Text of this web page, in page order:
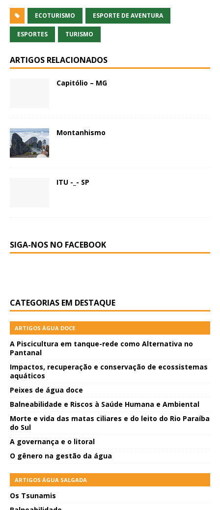
ECOTURISMO ESPORTE DE AVENTURA
ESPORTES TURISMO
ARTIGOS RELACIONADOS
Capitólio – MG
Montanhismo
ITU -_- SP
SIGA-NOS NO FACEBOOK
CATEGORIAS EM DESTAQUE
ARTIGOS ÁGUA DOCE
A Piscicultura em tanque-rede como Alternativa no
Pantanal
Impactos, recuperação e conservação de ecossistemas
aquáticos
Peixes de água doce
Balneabilidade e Riscos à Saúde Humana e Ambiental
Morte e vida das matas ciliares e do leito do Rio Paraíba
do Sul
A governança e o litoral
O gênero na gestão da água
ARTIGOS ÁGUA SALGADA
Os Tsunamis